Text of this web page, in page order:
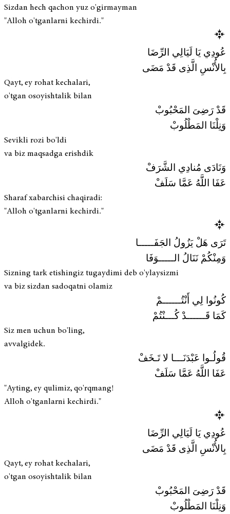
Sizdan hech qachon yuz o'girmayman
"Alloh o'tganlarni kechirdi."
عُودِي يَا لَيَالِي الرِّضَا
بِالأُنْسِ الَّذِى قَدْ مَضَى
Qayt, ey rohat kechalari,
o'tgan osoyishtalik bilan
قَدْ رَضِىَ المَحْبُوبْ
وَنِلْنَا المَطْلُوبْ
Sevikli rozi bo'ldi
va biz maqsadga erishdik
وَنَادَى مُنادِي الشَّرَفْ
عَفَا اللَّهُ عَمَّا سَلَفْ
Sharaf xabarchisi chaqiradi:
"Alloh o'tganlarni kechirdi."
تَرَى هَلْ يَزُولُ الجَفَـــــا
وَمِنْكُمْ نَنَالُ الـــــوَفَا
Sizning tark etishingiz tugaydimi deb o'ylaysizmi
va biz sizdan sadoqatni olamiz
كُونُوا لِي أَنْتُــــــمْ
كَمَا قَــــــدْ كُـــنْتُمْ
Siz men uchun bo'ling,
avvalgidek.
قُولُـوا عَبْدَنَـــا لا تَـخَفْ
عَفَا اللَّهُ عَمَّا سَلَفْ
"Ayting, ey qulimiz, qo'rqmang!
Alloh o'tganlarni kechirdi."
عُودِي يَا لَيَالِي الرِّضَا
بِالأُنْسِ الَّذِى قَدْ مَضَى
Qayt, ey rohat kechalari,
o'tgan osoyishtalik bilan
قَدْ رَضِىَ المَحْبُوبْ
وَنِلْنَا المَطْلُوبْ